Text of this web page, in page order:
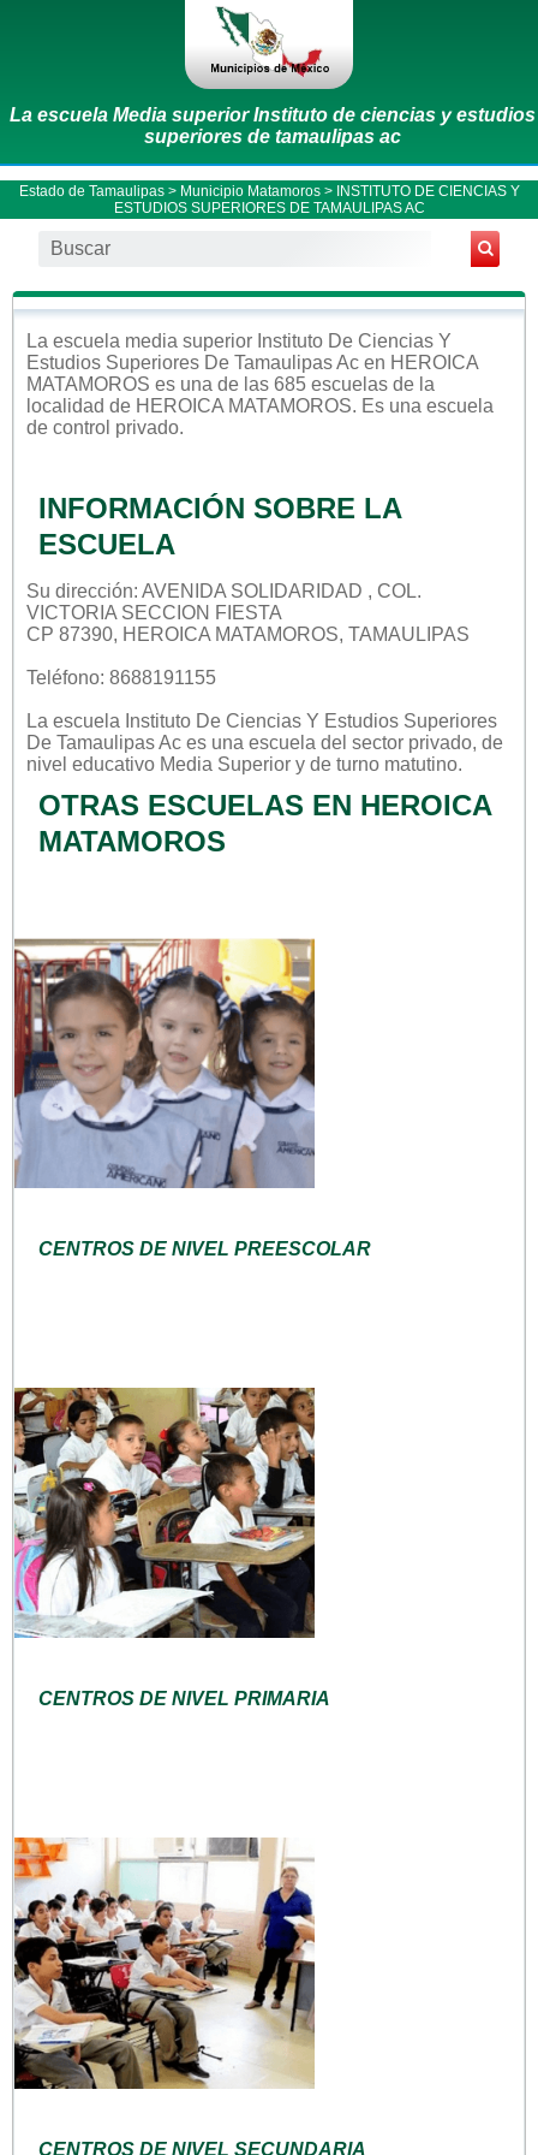
La escuela Media superior Instituto de ciencias y estudios
superiores de tamaulipas ac
Estado de Tamaulipas> Municipio Matamoros> INSTITUTO DE CIENCIAS Y
ESTUDIOS SUPERIORES DE TAMAULIPAS AC
La escuela media superior Instituto De Ciencias Y
Estudios Superiores De Tamaulipas Ac en HEROICA
MATAMOROS es una de las 685 escuelas de la
localidad de HEROICA MATAMOROS. Es una escuela
de control privado.
INFORMACIÓN SOBRE LA
ESCUELA
Su dirección: AVENIDA SOLIDARIDAD , COL.
VICTORIA SECCION FIESTA
CP 87390, HEROICA MATAMOROS, TAMAULIPAS
Teléfono: 8688191155
La escuela Instituto De Ciencias Y Estudios Superiores
De Tamaulipas Ac es una escuela del sector privado, de
nivel educativo Media Superior y de turno matutino.
OTRAS ESCUELAS EN HEROICA
MATAMOROS
CENTROS DE NIVEL PREESCOLAR
CENTROS DE NIVEL PRIMARIA
CENTROS DE NIVEL SECUNDARIA